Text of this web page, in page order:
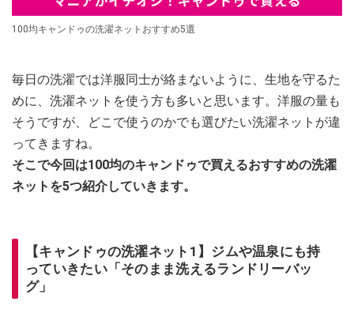
100均キャンドゥの洗濯ネットおすすめ5選
毎日の洗濯では洋服同士が絡まないように、生地を守るた
めに、洗濯ネットを使う方も多いと思います。洋服の量も
そうですが、どこで使うのかでも選びたい洗濯ネットが違
ってきますね。
そこで今回は100均のキャンドゥで買えるおすすめの洗濯
ネットを5つ紹介していきます。
【キャンドゥの洗濯ネット1】ジムや温泉にも持
っていきたい「そのまま洗えるランドリーバッ
グ」